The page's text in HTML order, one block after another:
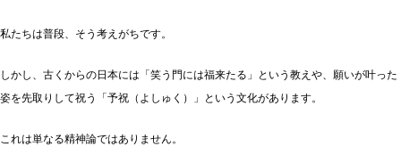
私たちは普段、そう考えがちです。
しかし、古くからの日本には「笑う門には福来たる」という教えや、願いが叶った
姿を先取りして祝う「予祝（よしゅく）」という文化があります。
これは単なる精神論ではありません。